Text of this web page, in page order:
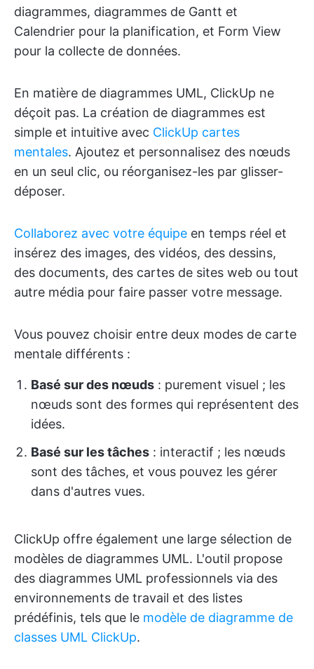
diagrammes, diagrammes de Gantt et
Calendrier pour la planification, et Form View
pour la collecte de données.
En matière de diagrammes UML, ClickUp ne
déçoit pas. La création de diagrammes est
simple et intuitive avec ClickUp cartes
mentales. Ajoutez et personnalisez des nœuds
en un seul clic, ou réorganisez-les par glisser-
déposer.
Collaborez avec votre équipe en temps réel et
insérez des images, des vidéos, des dessins,
des documents, des cartes de sites web ou tout
autre média pour faire passer votre message.
Vous pouvez choisir entre deux modes de carte
mentale différents :
Basé sur des nœuds : purement visuel ; les
nœuds sont des formes qui représentent des
idées.
Basé sur les tâches : interactif ; les nœuds
sont des tâches, et vous pouvez les gérer
dans d'autres vues.
ClickUp offre également une large sélection de
modèles de diagrammes UML. L'outil propose
des diagrammes UML professionnels via des
environnements de travail et des listes
prédéfinis, tels que le modèle de diagramme de
classes UML ClickUp.